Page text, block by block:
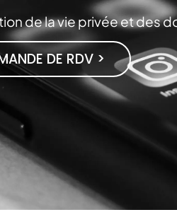
de la vie privée et des
DE RDV >